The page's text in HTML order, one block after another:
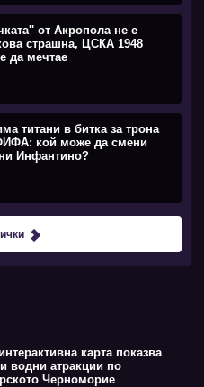
от Акропола не е
страшна, ЦСКА 1948
да мечтае
титани в битка за трона
кой може да смени
Инфантино?
карта показва
водни атракции по
Черноморие